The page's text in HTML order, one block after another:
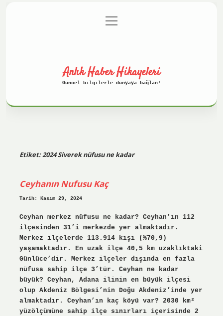
Gizlilik Politikası
menüyü
aç
Anlık Haber Hikayeleri
Güncel bilgilerle dünyaya bağlan!
Etiket:2024 Siverek nüfusu ne kadar
Ceyhanın Nufusu Kaç
Tarih: Kasım 29, 2024
Ceyhan merkez nüfusu ne kadar? Ceyhan’ın 112
ilçesinden 31’i merkezde yer almaktadır.
Merkez ilçelerde 113.914 kişi (%70,9)
yaşamaktadır. En uzak ilçe 40,5 km uzaklıktaki
Günlüce’dir. Merkez ilçeler dışında en fazla
nüfusa sahip ilçe 3’tür. Ceyhan ne kadar
büyük? Ceyhan, Adana ilinin en büyük ilçesi
olup Akdeniz Bölgesi’nin Doğu Akdeniz’inde yer
almaktadır. Ceyhan’ın kaç köyü var? 2030 km²
yüzölçümüne sahip ilçe sınırları içerisinde 2